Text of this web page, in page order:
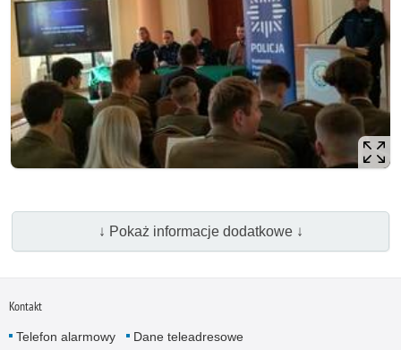
↓ Pokaż informacje dodatkowe ↓
Kontakt
Telefon alarmowy
Dane teleadresowe